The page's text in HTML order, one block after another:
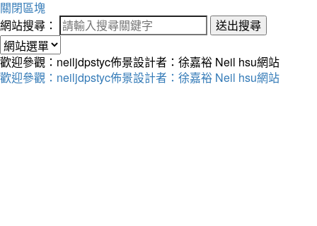
關閉區塊
網站搜尋：
送出搜尋
歡迎參觀：neiljdpstyc佈景設計者：徐嘉裕 Neil hsu網站
歡迎參觀：neiljdpstyc佈景設計者：徐嘉裕 Neil hsu網站